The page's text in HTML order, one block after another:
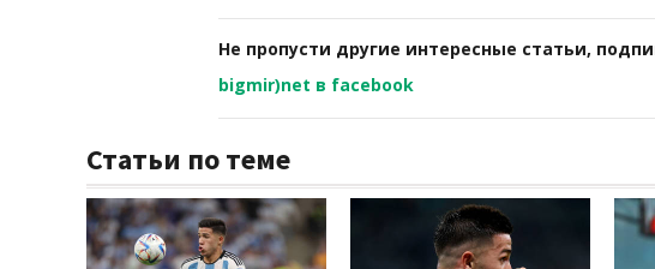
Не пропусти другие интересные статьи,
bigmir)net в facebook
Статьи по теме